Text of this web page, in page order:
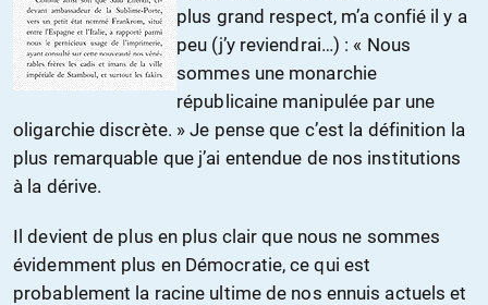
plus grand respect, m’a confié il y a
peu (j’y reviendrai…) : « Nous
sommes une monarchie
républicaine manipulée par une
oligarchie discrète. » Je pense que c’est la définition la
plus remarquable que j’ai entendue de nos institutions
à la dérive.
Il devient de plus en plus clair que nous ne sommes
évidemment plus en Démocratie, ce qui est
probablement la racine ultime de nos ennuis actuels et